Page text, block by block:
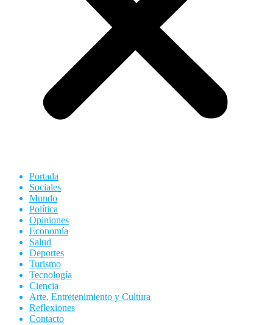
Portada
Sociales
Mundo
Política
Opiniones
Economía
Salud
Deportes
Turismo
Tecnología
Ciencia
Arte, Entretenimiento y Cultura
Reflexiones
Contacto